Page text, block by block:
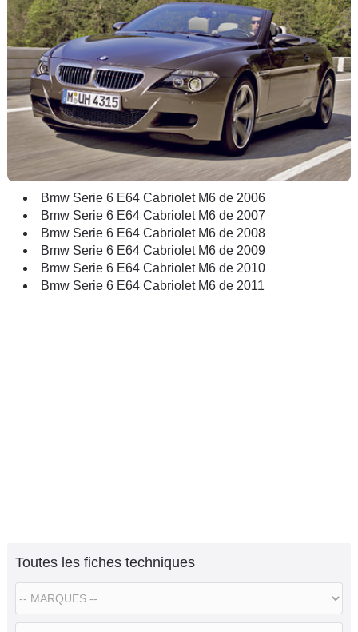
Bmw Serie 6 E64 Cabriolet M6 de 2006
Bmw Serie 6 E64 Cabriolet M6 de 2007
Bmw Serie 6 E64 Cabriolet M6 de 2008
Bmw Serie 6 E64 Cabriolet M6 de 2009
Bmw Serie 6 E64 Cabriolet M6 de 2010
Bmw Serie 6 E64 Cabriolet M6 de 2011
Toutes les fiches techniques